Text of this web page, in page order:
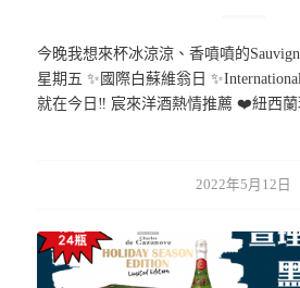
今晚我想來杯冰涼涼、香噴噴的
星期五 ✨國際白蘇維翁日
就在今日‼️ 宸來洋酒熱情推薦 ❤️紐西
2022年5月12日